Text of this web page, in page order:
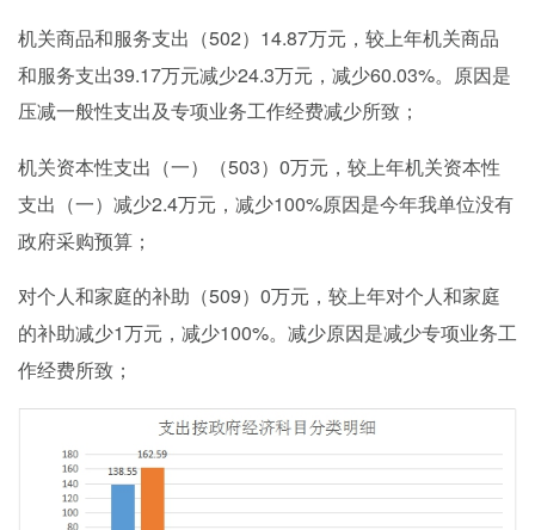
机关商品和服务支出（502）14.87万元，较上年机关商品
和服务支出39.17万元减少24.3万元，减少60.03%。原因是
压减一般性支出及专项业务工作经费减少所致 ；
机关资本性支出（一）（503）0万元，较上年机关资本性
支出（一）减少2.4万元，减少100%原因是今年我单位没有
政府采购预算；
对个人和家庭的补助（509）0万元，较上年对个人和家庭
的补助减少1万元，减少100%。减少原因是减少专项业务工
作经费所致；